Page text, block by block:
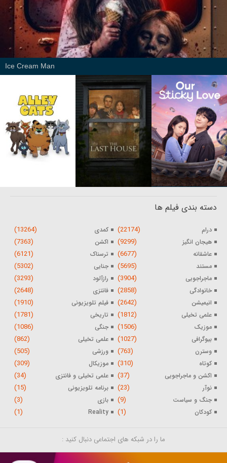
Ice Cream Man
دسته بندی فیلم ها
درام (22174) کمدی (13264)
هیجان انگیز (9299) اکشن (7363)
عاشقانه (6677) ترسناک (6121)
مستند (5695) جنایی (5302)
ماجراجویی (3904) رازآلود (3293)
خانوادگی (2858) فانتزی (2648)
انیمیشن (2642) فیلم تلویزیونی (1910)
علمی تخیلی (1812) تاریخی (1781)
موزیک (1506) جنگی (1086)
بیوگرافی (1027) علمی تخیلی (862)
وسترن (763) ورزشی (505)
کوتاه (310) موزیکال (309)
اکشن و ماجراجویی (37) علمی تخیلی و فانتزی (34)
نوآر (23) برنامه تلویزیونی (15)
جنگ و سیاست (9) بازی (3)
کودکان (1)
Reality
(1)
ما را در شبکه های اجتماعی دنبال کنید :